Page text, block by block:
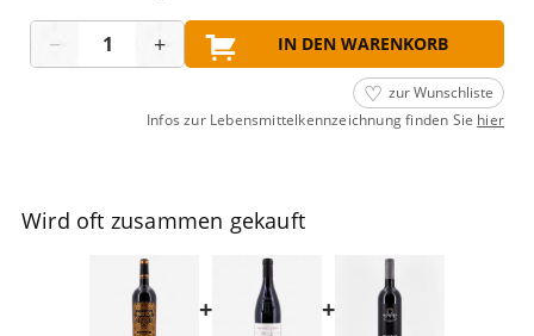
− + IN DEN WARENKORB
zur Wunschliste
Infos zur Lebensmittelkennzeichnung finden Sie hier
Wird oft zusammen gekauft
+ +